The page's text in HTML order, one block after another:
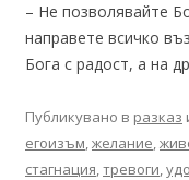
– Не позволявайте
направете всичко
Бога с радост, а на
Публикувано в разказ
егоизъм,желание,
стагнация,тревоги,